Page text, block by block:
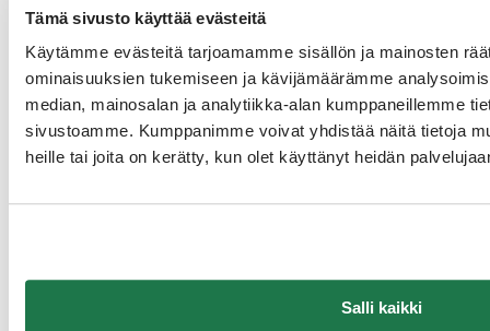
Tämä sivusto käyttää evästeitä
Käytämme evästeitä tarjoamamme sisällön ja mainosten
ominaisuuksien tukemiseen ja kävijämäärämme
median, mainosalan ja analytiikka-alan kumppaneillemme
sivustoamme. Kumppanimme voivat yhdistää näitä tietoja
heille tai joita on kerätty, kun olet käyttänyt heidän
Salli kaikki
asiakkaiden kysymyksiin ja toimia teidän virtuaalimyyjänä.
Asiantuntijana toimiiVille Niemijärvi, Tekoälyasiantuntija,
Flowhouse Oy:lta.
Aineistot
Älykkäät monikieliset virtuaaliavustajat ja chatbotit myynnissä ja